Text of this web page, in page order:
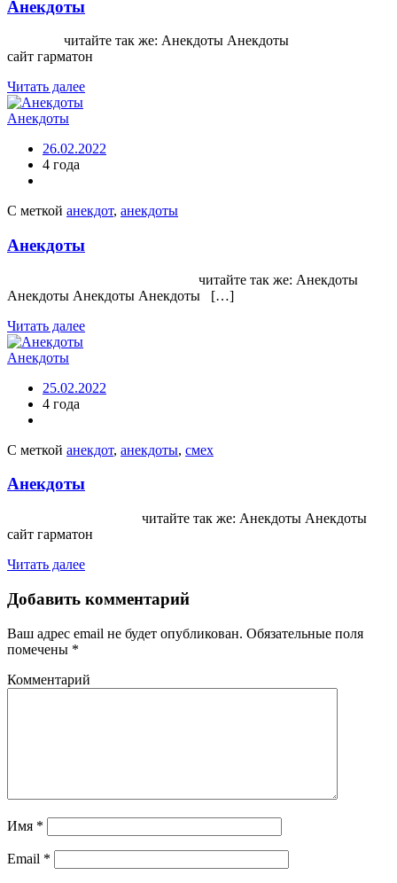
Анекдоты
читайте так же: Анекдоты Анекдоты
сайт гарматон
Читать далее
Анекдоты
26.02.2022
4 года
С меткой анекдот, анекдоты
Анекдоты
читайте так же: Анекдоты
Анекдоты Анекдоты Анекдоты […]
Читать далее
Анекдоты
25.02.2022
4 года
С меткой анекдот, анекдоты, смех
Анекдоты
читайте так же: Анекдоты Анекдоты
сайт гарматон
Читать далее
Добавить комментарий
Ваш адрес email не будет опубликован. Обязательные поля
помечены *
Комментарий
Имя *
Email *